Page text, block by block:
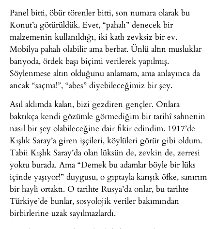
Panel bitti, öbür törenler bitti, son numara olarak bu
Konut’a götürüldük. Evet, “pahalı” denecek bir
malzemenin kullanıldığı, iki katlı zevksiz bir ev.
Mobilya pahalı olabilir ama berbat. Ünlü altın musluklar
banyoda, ördek başı biçimi verilerek yapılmış.
Söylenmese altın olduğunu anlamam, ama anlayınca da
ancak “saçma!”, “abes” diyebileceğimiz bir şey.
Asıl aklımda kalan, bizi gezdiren gençler. Onlara
baktıkça kendi gözümle görmediğim bir tarihî sahnenin
nasıl bir şey olabileceğine dair fikir edindim. 1917’de
Kışlık Saray’a giren işçileri, köylüleri görür gibi oldum.
Tabii Kışlık Saray’da olan lüksün de, zevkin de, zerresi
yoktu burada. Ama “Demek bu adamlar böyle bir lüks
içinde yaşıyor!” duygusu, o gıptayla karışık öfke, sanırım
bir hayli ortaktı. O tarihte Rusya’da onlar, bu tarihte
Türkiye’de bunlar, sosyolojik veriler bakımından
birbirlerine uzak sayılmazlardı.